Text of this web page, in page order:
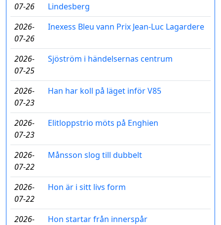
07-26
Lindesberg
2026-
07-26
Inexess Bleu vann Prix Jean-Luc Lagardere
2026-
07-25
Sjöström i händelsernas centrum
2026-
07-23
Han har koll på läget inför V85
2026-
07-23
Elitloppstrio möts på Enghien
2026-
07-22
Månsson slog till dubbelt
2026-
07-22
Hon är i sitt livs form
2026-
Hon startar från innerspår